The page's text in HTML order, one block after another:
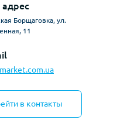
Борщаговка, ул.
11
в контакты